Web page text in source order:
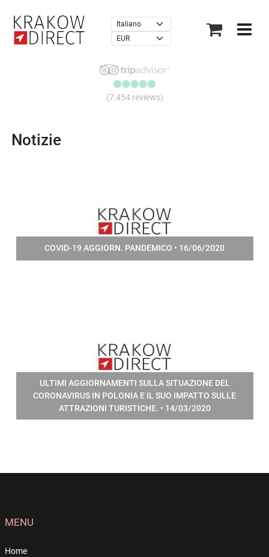
(7,454 reviews)
Notizie
COVID-19 AGGIORN. PANDEMICO • 16/06/2020
ULTIMI AGGIORNAMENTI SULLA SITUAZIONE DEL
CORONAVIRUS IN POLONIA E IL SUO IMPATTO SULLE
ATTRAZIONI TURISTICHE. • 14/03/2020
MENU
Home